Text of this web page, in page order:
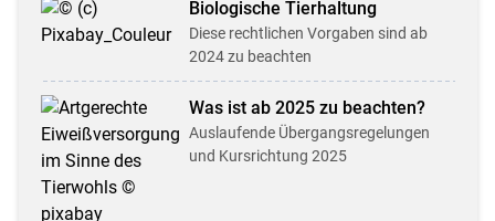
Biologische Tier­haltung
Diese rechtlichen Vorgaben sind ab
2024 zu beachten
Was ist ab 2025 zu beachten?
Auslaufende Übergangs­regel­ungen
und Kursrichtung 2025